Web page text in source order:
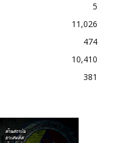
5
11,026
474
10,410
381